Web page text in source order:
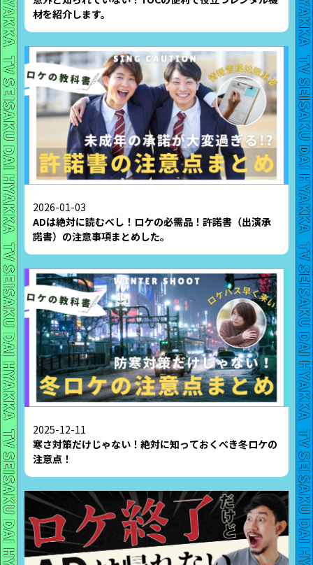
材を紹介します。
2026-01-03
ADは絶対に読むべし！ロケの必需品！許諾書（出演承
諾書）の注意事項まとめした。
2025-12-11
寒さ対策だけじゃない！絶対に知っておくべき冬ロケの
注意点！